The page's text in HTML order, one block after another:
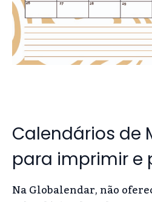
Calendários de
para imprimir e
Na Globalendar, não